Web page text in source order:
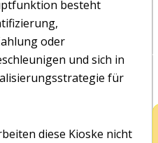
besteht
oder
und sich in
für
diese Kioske nicht